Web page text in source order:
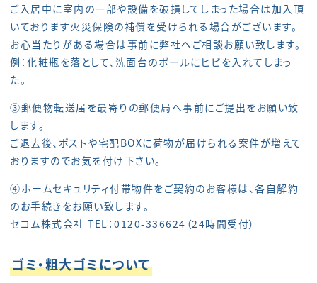
ご入居中に室内の一部や設備を破損してしまった場合は加入頂
いております火災保険の補償を受けられる場合がございます。
お心当たりがある場合は事前に弊社へご相談お願い致します。
例：化粧瓶を落として、洗面台のボールにヒビを入れてしまっ
た。
③郵便物転送届を最寄りの郵便局へ事前にご提出をお願い致
します。
ご退去後、ポストや宅配BOXに荷物が届けられる案件が増えて
おりますのでお気を付け下さい。
④ホームセキュリティ付帯物件をご契約のお客様は、各自解約
のお手続きをお願い致します。
セコム株式会社 TEL：0120-336624（24時間受付）
ゴミ・粗大ゴミについて